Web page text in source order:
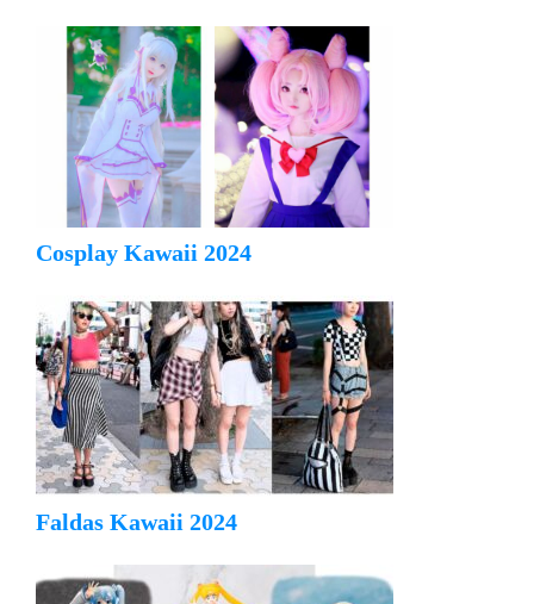
Cosplay Kawaii 2024
Faldas Kawaii 2024